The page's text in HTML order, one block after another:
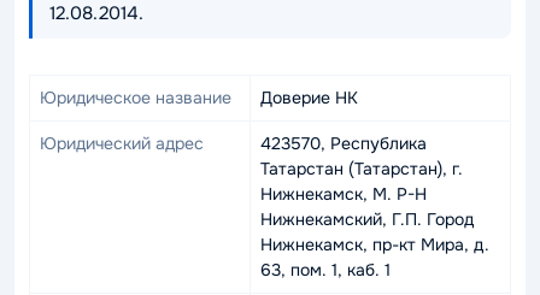
12.08.2014.
Юридическое название Доверие НК
Юридический адрес
423570, Республика
Татарстан (Татарстан), г.
Нижнекамск, М. Р-Н
Нижнекамский, Г.П. Город
Нижнекамск, пр-кт Мира, д.
63, пом. 1, каб. 1